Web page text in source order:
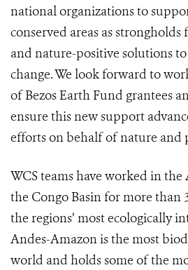
national organizations to
conserved areas as
and nature-positive solutions
change. We look forward to
of Bezos Earth Fund grantees
ensure this new support
efforts on behalf of nature and
WCS teams have worked in
the Congo Basin for more than
the regions’ most ecologically
Andes-Amazon is the most
world and holds some of the